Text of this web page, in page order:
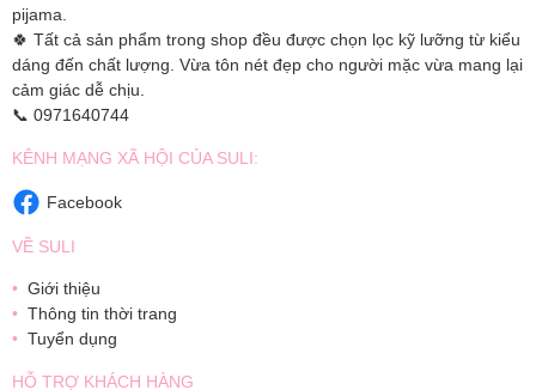
pijama.
🍀 Tất cả sản phẩm trong shop đều được chọn lọc kỹ lưỡng từ kiểu
dáng đến chất lượng. Vừa tôn nét đẹp cho người mặc vừa mang lại
cảm giác dễ chịu.
📞 0971640744
KÊNH MẠNG XÃ HỘI CỦA SULI:
Facebook
VỀ SULI
Giới thiệu
Thông tin thời trang
Tuyển dụng
HỖ TRỢ KHÁCH HÀNG